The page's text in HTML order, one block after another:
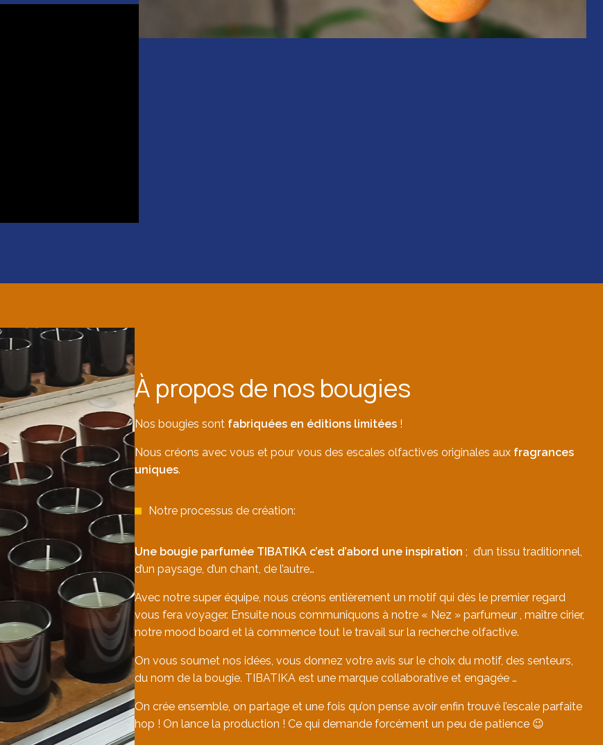
À propos de nos bougies
Nos bougies sont fabriquées en éditions limitées !
Nous créons avec vous et pour vous des escales olfactives originales aux fragrances
uniques.
Notre processus de création:
Une bougie parfumée TIBATIKA c’est d’abord une inspiration ; d’un tissu traditionnel,
d’un paysage, d’un chant, de l’autre…
Avec notre super équipe, nous créons entièrement un motif qui dès le premier regard
vous fera voyager. Ensuite nous communiquons à notre « Nez » parfumeur , maître cirier,
notre mood board et là commence tout le travail sur la recherche olfactive.
On vous soumet nos idées, vous donnez votre avis sur le choix du motif, des senteurs,
du nom de la bougie. TIBATIKA est une marque collaborative et engagée …
On crée ensemble, on partage et une fois qu’on pense avoir enfin trouvé l’escale parfaite
hop ! On lance la production ! Ce qui demande forcément un peu de patience 😉